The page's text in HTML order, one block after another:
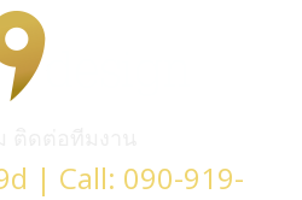
| Call: 090-919-